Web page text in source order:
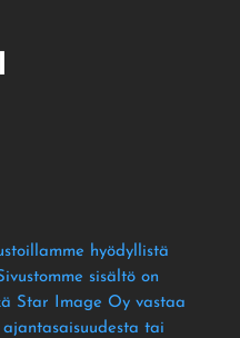
hyödyllistä
sisältö on
Star Image Oy vastaa
ajantasaisuudesta tai